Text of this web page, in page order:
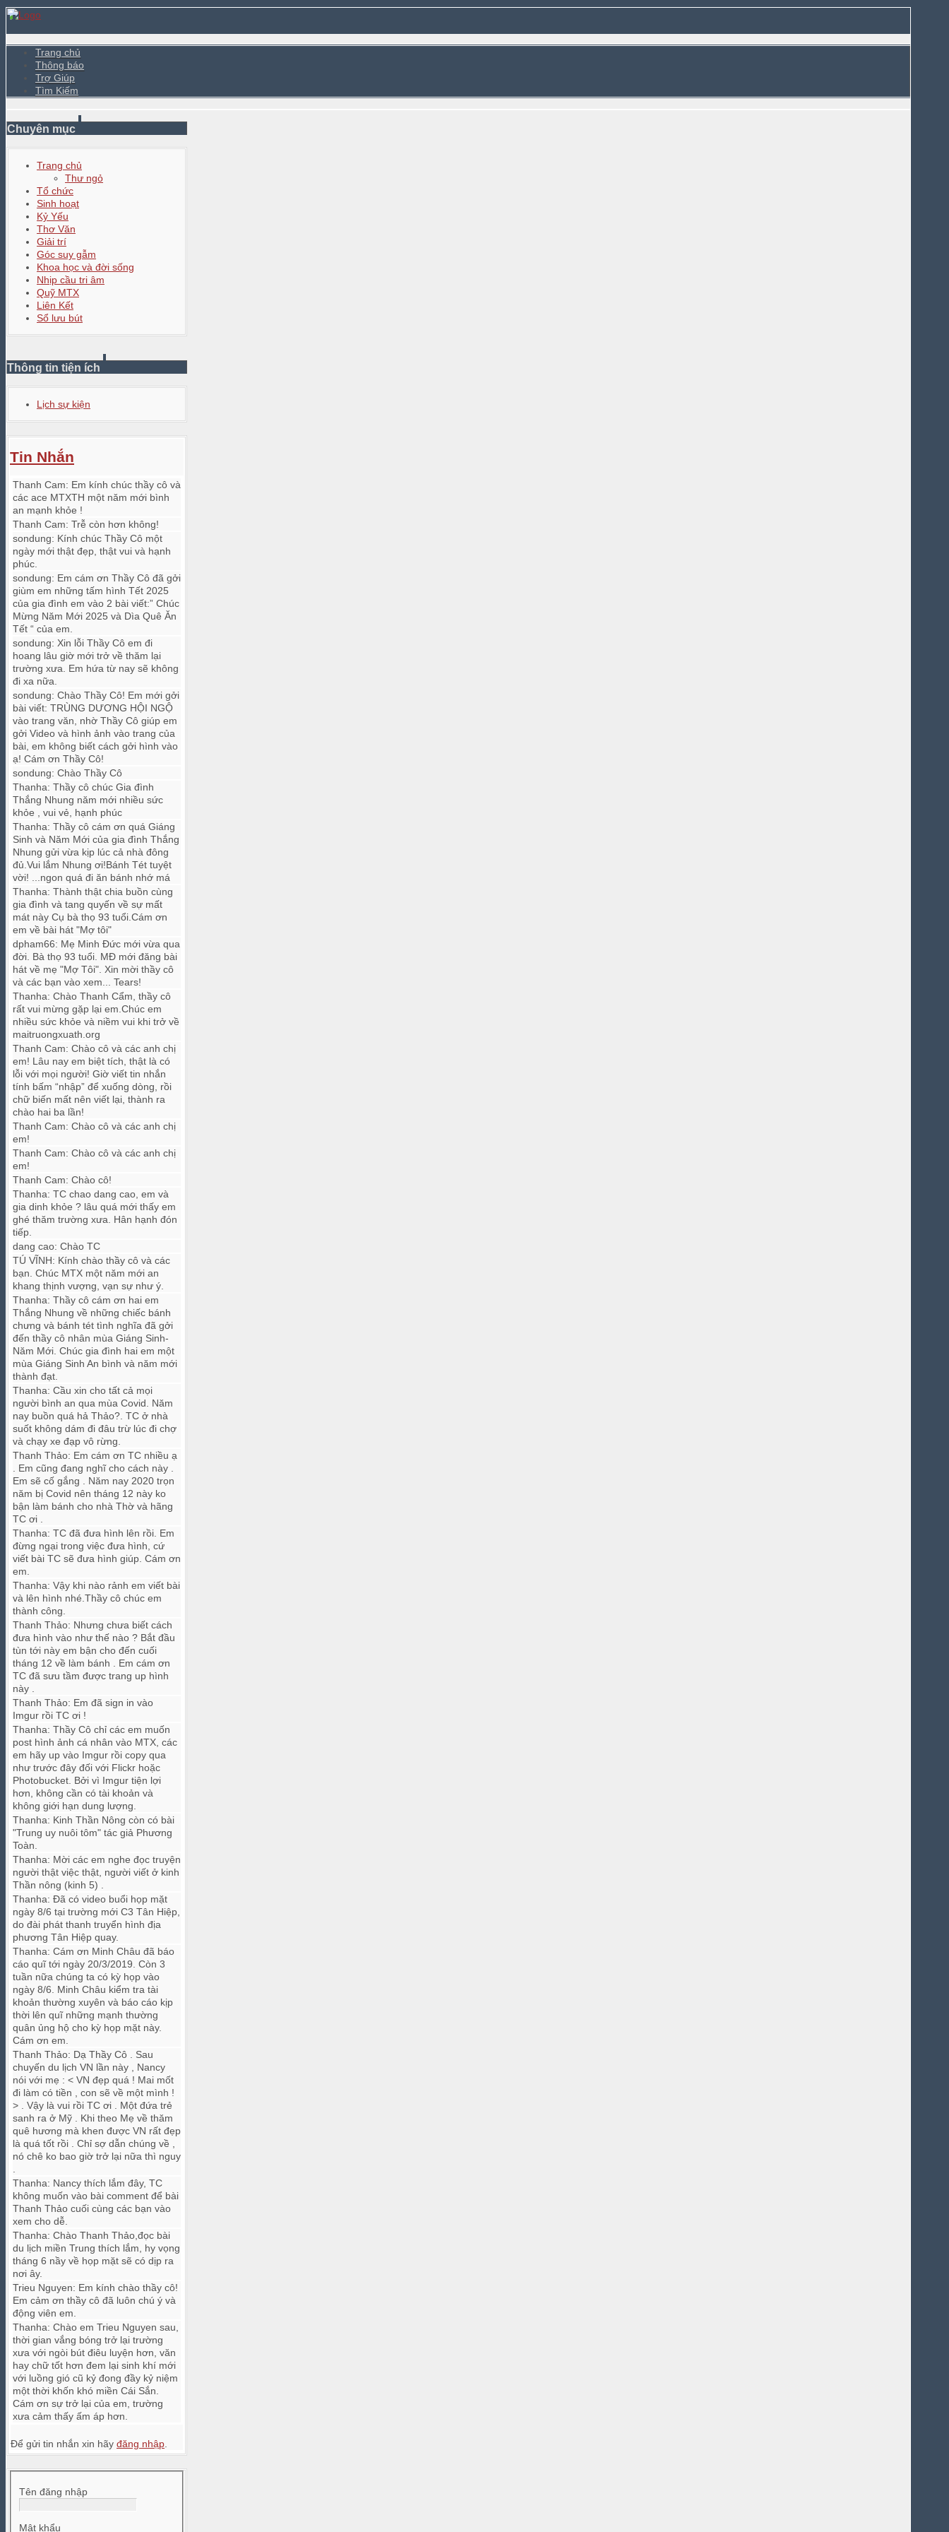
Trang chủ
Thông báo
Trợ Giúp
Tìm Kiếm
Chuyên mục
Trang chủ
Thư ngỏ
Tổ chức
Sinh hoạt
Kỷ Yếu
Thơ Văn
Giải trí
Góc suy gẫm
Khoa học và đời sống
Nhịp cầu tri âm
Quỹ MTX
Liên Kết
Sổ lưu bút
Thông tin tiện ích
Lịch sự kiện
Tin Nhắn
Thanh Cam: Em kính chúc thầy cô và
các ace MTXTH một năm mới bình
an mạnh khỏe !
Thanh Cam: Trễ còn hơn không!
sondung: Kính chúc Thầy Cô một
ngày mới thật đẹp, thật vui và hạnh
phúc.
sondung: Em cám ơn Thầy Cô đã gởi
giùm em những tấm hình Tết 2025
của gia đình em vào 2 bài viết:” Chúc
Mừng Năm Mới 2025 và Dìa Quê Ăn
Tết “ của em.
sondung: Xin lỗi Thầy Cô em đi
hoang lâu giờ mới trở về thăm lại
trường xưa. Em hứa từ nay sẽ không
đi xa nữa.
sondung: Chào Thầy Cô! Em mới gởi
bài viết: TRÙNG DƯƠNG HỘI NGỘ
vào trang văn, nhờ Thầy Cô giúp em
gởi Video và hình ảnh vào trang của
bài, em không biết cách gởi hình vào
ạ! Cám ơn Thầy Cô!
sondung: Chào Thầy Cô
Thanha: Thầy cô chúc Gia đình
Thắng Nhung năm mới nhiều sức
khỏe , vui vẻ, hạnh phúc
Thanha: Thầy cô cám ơn quá Giáng
Sinh và Năm Mới của gia đình Thắng
Nhung gửi vừa kịp lúc cả nhà đông
đủ.Vui lắm Nhung ơi!Bánh Tét tuyệt
vời! ...ngon quá đi ăn bánh nhớ má
Thanha: Thành thật chia buồn cùng
gia đình và tang quyến về sự mất
mát này Cụ bà thọ 93 tuổi.Cám ơn
em về bài hát "Mợ tôi"
dpham66: Mẹ Minh Đức mới vừa qua
đời. Bà thọ 93 tuổi. MĐ mới đăng bài
hát về mẹ "Mợ Tôi". Xin mời thầy cô
và các bạn vào xem... Tears!
Thanha: Chào Thanh Cẩm, thầy cô
rất vui mừng gặp lại em.Chúc em
nhiều sức khỏe và niềm vui khi trở về
maitruongxuath.org
Thanh Cam: Chào cô và các anh chị
em! Lâu nay em biệt tích, thật là có
lỗi với mọi người! Giờ viết tin nhắn
tính bấm “nhập” để xuống dòng, rồi
chữ biến mất nên viết lại, thành ra
chào hai ba lần!
Thanh Cam: Chào cô và các anh chị
em!
Thanh Cam: Chào cô và các anh chị
em!
Thanh Cam: Chào cô!
Thanha: TC chao dang cao, em và
gia dinh khỏe ? lâu quá mới thấy em
ghé thăm trường xưa. Hân hạnh đón
tiếp.
dang cao: Chào TC
TÚ VĨNH: Kính chào thầy cô và các
bạn. Chúc MTX một năm mới an
khang thịnh vượng, vạn sự như ý.
Thanha: Thầy cô cám ơn hai em
Thắng Nhung về những chiếc bánh
chưng và bánh tét tình nghĩa đã gởi
đến thầy cô nhân mùa Giáng Sinh-
Năm Mới. Chúc gia đình hai em một
mùa Giáng Sinh An bình và năm mới
thành đạt.
Thanha: Cầu xin cho tất cả mọi
người bình an qua mùa Covid. Năm
nay buồn quá hả Thảo?. TC ở nhà
suốt không dám đi đâu trừ lúc đi chợ
và chạy xe đạp vô rừng.
Thanh Thảo: Em cám ơn TC nhiều ạ
. Em cũng đang nghĩ cho cách này .
Em sẽ cố gắng . Năm nay 2020 trọn
năm bị Covid nên tháng 12 này ko
bận làm bánh cho nhà Thờ và hãng
TC ơi .
Thanha: TC đã đưa hình lên rồi. Em
đừng ngại trong việc đưa hình, cứ
viết bài TC sẽ đưa hình giúp. Cám ơn
em.
Thanha: Vậy khi nào rảnh em viết bài
và lên hình nhé.Thầy cô chúc em
thành công.
Thanh Thảo: Nhưng chưa biết cách
đưa hình vào như thế nào ? Bắt đầu
tùn tới này em bận cho đến cuối
tháng 12 về làm bánh . Em cám ơn
TC đã sưu tầm được trang up hình
này .
Thanh Thảo: Em đã sign in vào
Imgur rồi TC ơi !
Thanha: Thầy Cô chỉ các em muốn
post hình ảnh cá nhân vào MTX, các
em hãy up vào Imgur rồi copy qua
như trước đây đối với Flickr hoặc
Photobucket. Bởi vì Imgur tiện lợi
hơn, không cần có tài khoản và
không giới hạn dung lượng.
Thanha: Kinh Thần Nông còn có bài
"Trung uy nuôi tôm" tác giả Phương
Toàn.
Thanha: Mời các em nghe đọc truyện
người thật việc thật, người viết ở kinh
Thần nông (kinh 5) .
Thanha: Đã có video buổi họp mặt
ngày 8/6 tại trường mới C3 Tân Hiệp,
do đài phát thanh truyển hình địa
phương Tân Hiệp quay.
Thanha: Cám ơn Minh Châu đã báo
cáo quĩ tới ngày 20/3/2019. Còn 3
tuần nữa chúng ta có kỳ họp vào
ngày 8/6. Minh Châu kiểm tra tài
khoản thường xuyên và báo cáo kịp
thời lên quĩ những mạnh thường
quân ủng hộ cho kỳ họp mặt này.
Cám ơn em.
Thanh Thảo: Dạ Thầy Cô . Sau
chuyến du lịch VN lần này , Nancy
nói với mẹ : < VN đẹp quá ! Mai mốt
đi làm có tiền , con sẽ về một mình !
> . Vậy là vui rồi TC ơi . Một đứa trẻ
sanh ra ở Mỹ . Khi theo Mẹ về thăm
quê hương mà khen được VN rất đẹp
là quá tốt rồi . Chỉ sợ dẫn chúng về ,
nó chê ko bao giờ trở lại nữa thì nguy
.
Thanha: Nancy thích lắm đây, TC
không muốn vào bài comment để bài
Thanh Thảo cuối cùng các bạn vào
xem cho dễ.
Thanha: Chào Thanh Thảo,đọc bài
du lịch miền Trung thích lắm, hy vọng
tháng 6 nầy về họp mặt sẽ có dịp ra
nơi ây.
Trieu Nguyen: Em kính chào thầy cô!
Em cảm ơn thầy cô đã luôn chú ý và
động viên em.
Thanha: Chào em Trieu Nguyen sau,
thời gian vắng bóng trở lại trường
xưa với ngòi bút điêu luyện hơn, văn
hay chữ tốt hơn đem lại sinh khí mới
với luồng gió cũ kỷ đong đầy kỷ niệm
một thời khốn khó miền Cái Sắn.
Cám ơn sự trở lại của em, trường
xưa cảm thấy ấm áp hơn.
Để gửi tin nhắn xin hãy đăng nhập.
Tên đăng nhập
Mật khẩu